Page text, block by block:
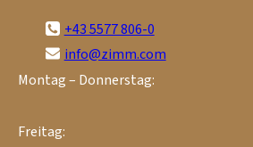
+43 5577 806-0
info@zimm.com
Montag – Donnerstag:
Freitag: